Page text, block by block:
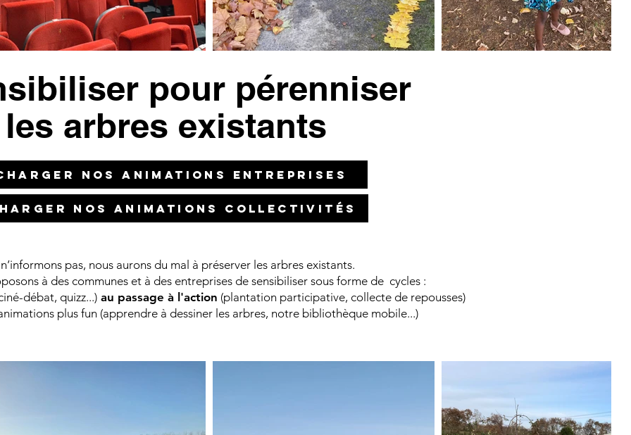
pour pérenniser
les arbres existants
nos animations entreprises
nos animations collectivités
pas, nous aurons du mal à préserver les arbres existants.
à des communes et à des entreprises de sensibiliser sous forme de cycles :
débat, quizz...) au passage à l'action (plantation participative, collecte de repousses)
plus fun (apprendre à dessiner les arbres, notre bibliothèque mobile...)